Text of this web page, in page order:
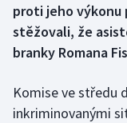
Dostihy
Florbal
Futsal
proti jeho
stěžovali, že
branky Romana
Komise ve středu
inkriminovanými